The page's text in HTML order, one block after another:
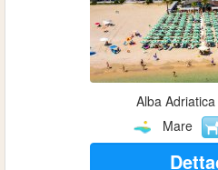
Alba
Mare